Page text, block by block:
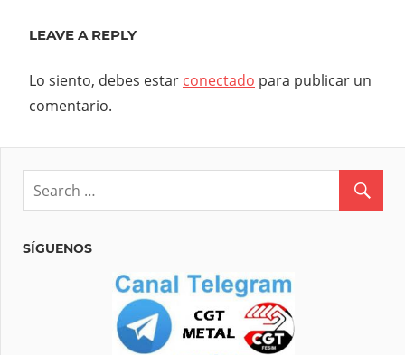
LEAVE A REPLY
Lo siento, debes estar conectado para publicar un
comentario.
SÍGUENOS